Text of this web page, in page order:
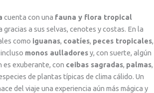
cuenta con una fauna y flora tropical
gracias a sus selvas, cenotes y costas. En la
como iguanas, coatíes, peces tropicales,
incluso monos aulladoresy, con suerte, algún
es exuberante, con ceibas sagradas, palmas,
de plantas típicas de clima cálido. Un
del viaje una experiencia aún más mágica y